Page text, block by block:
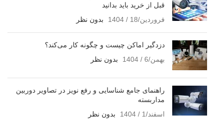
قبل از خرید باید بدانید
فروردین/18 / 1404
بدون نظر
دزدگیر اماکن چیست و چگونه کار می‌کند؟
بهمن/6 / 1404
بدون نظر
راهنمای جامع شناسایی و رفع نویز در تصاویر دوربین
مداربسته
اسفند/1 / 1404
بدون نظر